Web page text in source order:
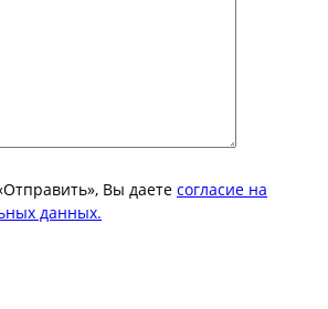
Вы даете согласие на
данных.